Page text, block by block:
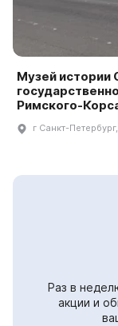
Музей истории
Римского-
г Санкт-
Раз в
акции и